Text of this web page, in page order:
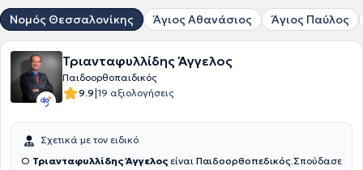
Νομός Θεσσαλονίκης Άγιος Αθανάσιος Άγιος Παύλος
Τριανταφυλλίδης Άγγελος
Παιδοορθοπαιδικός
9.9|19 αξιολογήσεις
Σχετικά με τον ειδικό
Ο Τριανταφυλλίδης Άγγελος είναι Παιδοορθοπεδικός.Σπούδασε